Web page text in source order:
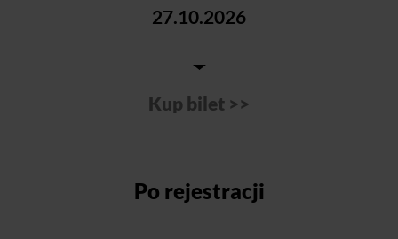
Po rejestracji